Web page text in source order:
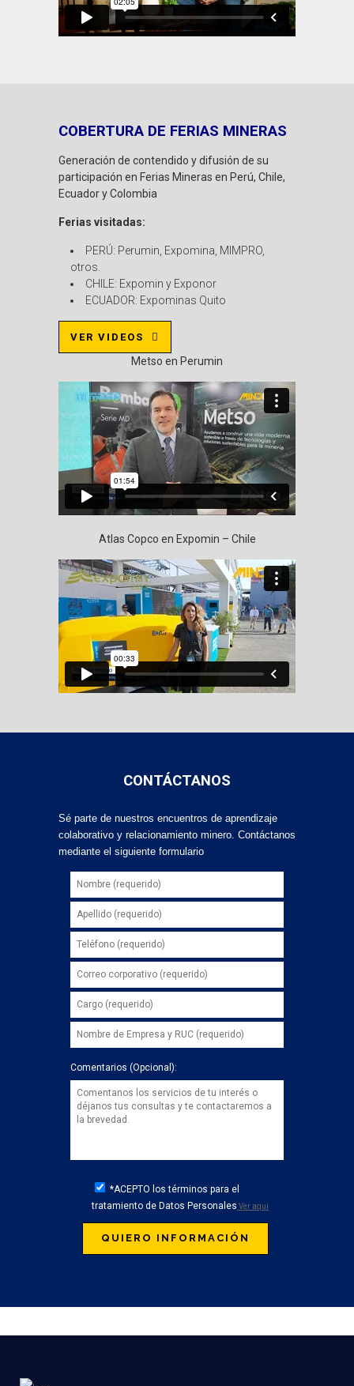
COBERTURA DE FERIAS MINERAS
Generación de contendido y difusión de su
participación en Ferias Mineras en Perú, Chile,
Ecuador y Colombia
Ferias visitadas:
PERÚ: Perumin, Expomina, MIMPRO,
otros.
CHILE: Expomin y Exponor
ECUADOR: Expominas Quito
VER VIDEOS
Metso en Perumin
Atlas Copco en Expomin – Chile
CONTÁCTANOS
Sé parte de nuestros encuentros de aprendizaje
colaborativo y relacionamiento minero. Contáctanos
mediante el siguiente formulario
Comentarios (Opcional):
*ACEPTO los términos para el
tratamiento de Datos Personales Ver aquí